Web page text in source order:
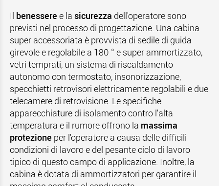
Il benessere e la sicurezza dell'operatore sono
previsti nel processo di progettazione. Una cabina
super accessoriata è provvista di sedile di guida
girevole e regolabile a 180 ° e super ammortizzato,
vetri temprati, un sistema di riscaldamento
autonomo con termostato, insonorizzazione,
specchietti retrovisori elettricamente regolabili e due
telecamere di retrovisione. Le specifiche
apparecchiature di isolamento contro l'alta
temperatura e il rumore offrono la massima
protezione per l'operatore a causa delle difficili
condizioni di lavoro e del pesante ciclo di lavoro
tipico di questo campo di applicazione. Inoltre, la
cabina è dotata di ammortizzatori per garantire il